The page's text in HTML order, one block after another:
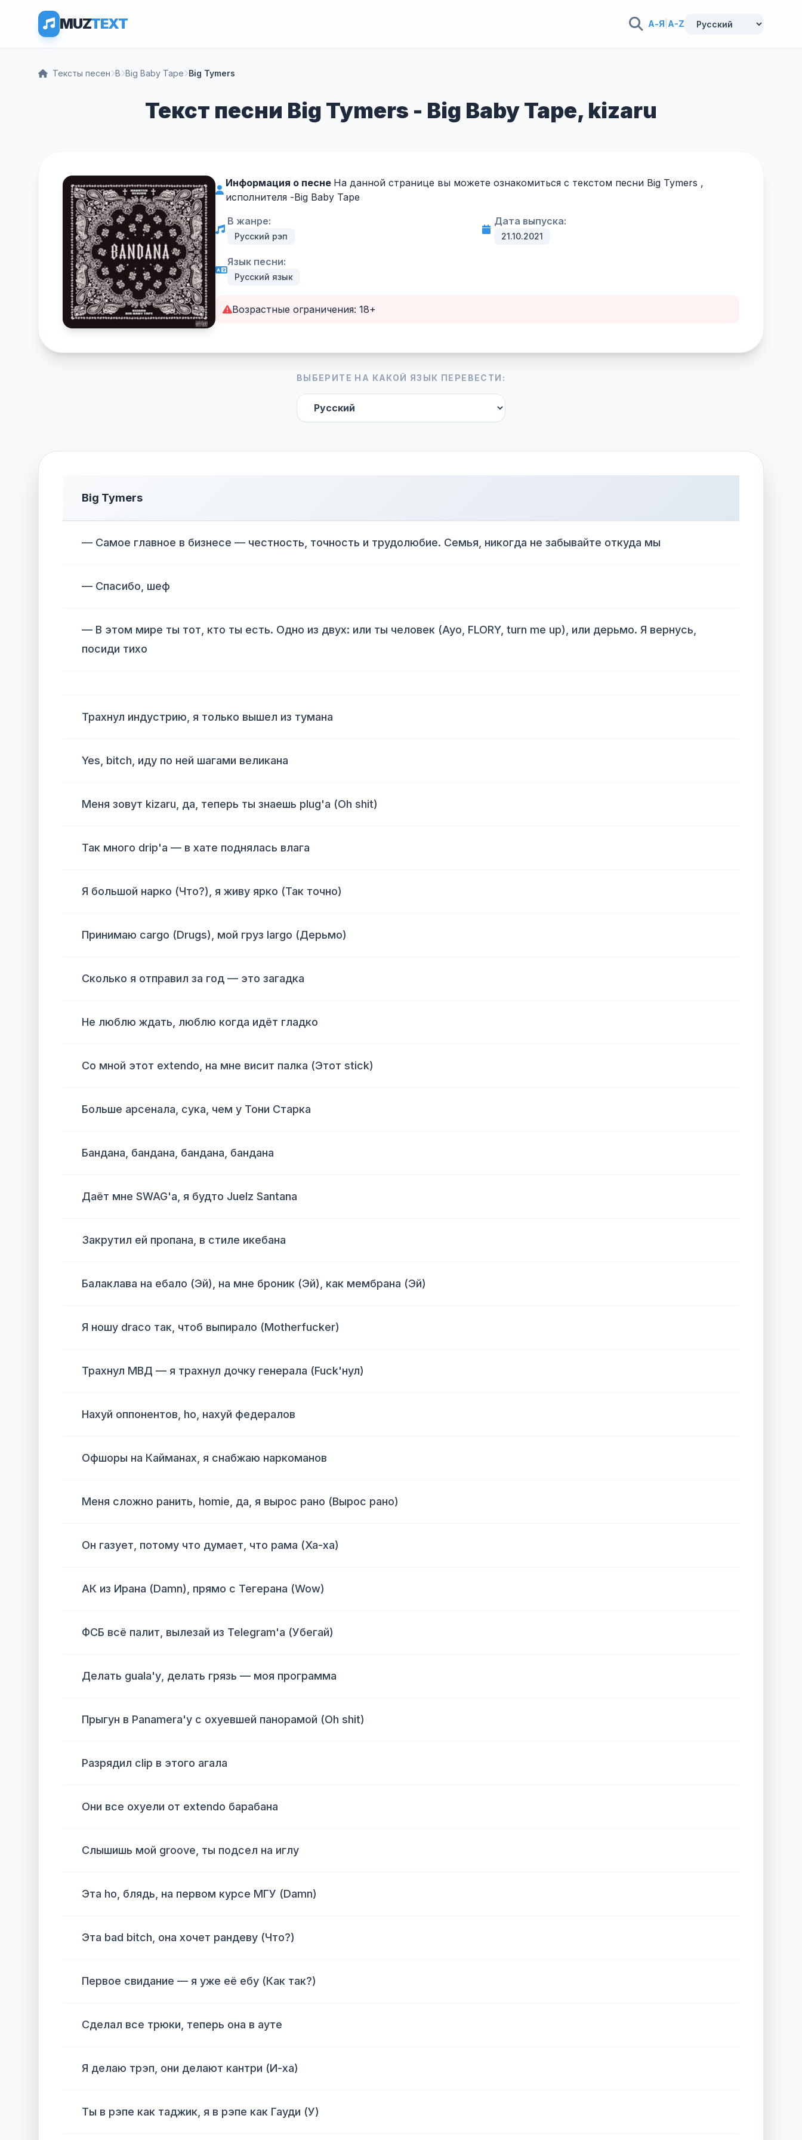
MUZTEXT А-Я A-Z
Тексты песен B Big Baby Tape Big Tymers
Текст песни Big Tymers - Big Baby Tape, kizaru
Информация о песне На данной странице вы можете ознакомиться с текстом песни Big Tymers ,
исполнителя -Big Baby Tape
В жанре:
Русский рэп
Дата выпуска:
21.10.2021
Язык песни:
Русский язык
Возрастные ограничения: 18+
ВЫБЕРИТЕ НА КАКОЙ ЯЗЫК ПЕРЕВЕСТИ:
Big Tymers
— Самое главное в бизнесе — честность, точность и трудолюбие. Семья, никогда не забывайте откуда мы
— Спасибо, шеф
— В этом мире ты тот, кто ты есть. Одно из двух: или ты человек (Ayo, FLORY, turn me up), или дерьмо. Я вернусь,
посиди тихо
Трахнул индустрию, я только вышел из тумана
Yes, bitch, иду по ней шагами великана
Меня зовут kizaru, да, теперь ты знаешь plug'а (Oh shit)
Так много drip'а — в хате поднялась влага
Я большой нарко (Что?), я живу ярко (Так точно)
Принимаю cargo (Drugs), мой груз largo (Дерьмо)
Сколько я отправил за год — это загадка
Не люблю ждать, люблю когда идёт гладко
Со мной этот extendo, на мне висит палка (Этот stick)
Больше арсенала, сука, чем у Тони Старка
Бандана, бандана, бандана, бандана
Даёт мне SWAG'а, я будто Juelz Santana
Закрутил ей пропана, в стиле икебана
Балаклава на ебало (Эй), на мне броник (Эй), как мембрана (Эй)
Я ношу draco так, чтоб выпирало (Motherfucker)
Трахнул МВД — я трахнул дочку генерала (Fuck'нул)
Нахуй оппонентов, ho, нахуй федералов
Офшоры на Кайманах, я снабжаю наркоманов
Меня сложно ранить, homie, да, я вырос рано (Вырос рано)
Он газует, потому что думает, что рама (Ха-ха)
АК из Ирана (Damn), прямо с Тегерана (Wow)
ФСБ всё палит, вылезай из Telegram'а (Убегай)
Делать guala'у, делать грязь — моя программа
Прыгун в Panamera'у с охуевшей панорамой (Oh shit)
Разрядил clip в этого агала
Они все охуели от extendo барабана
Слышишь мой groove, ты подсел на иглу
Эта ho, блядь, на первом курсе МГУ (Damn)
Эта bad bitch, она хочет рандеву (Что?)
Первое свидание — я уже её ебу (Как так?)
Сделал все трюки, теперь она в ауте
Я делаю трэп, они делают кантри (И-ха)
Ты в рэпе как таджик, я в рэпе как Гауди (У)